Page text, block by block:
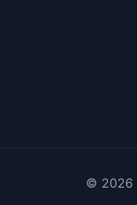
© 2026